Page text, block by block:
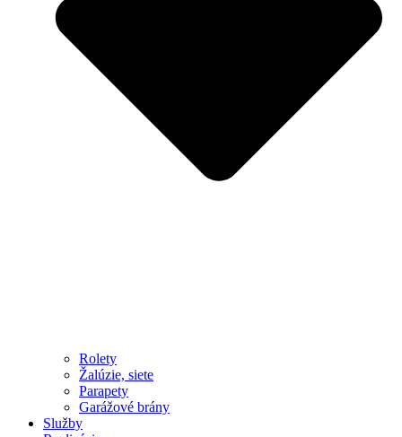
Rolety
Žalúzie, siete
Parapety
Garážové brány
Služby